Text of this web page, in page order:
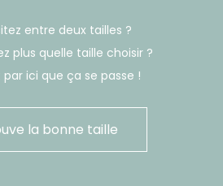
entre deux tailles ?
plus quelle taille choisir ?
par ici que ça se passe !
la bonne taille